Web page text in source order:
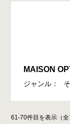
MAISON
ジャンル：
61-70件目を表示（全